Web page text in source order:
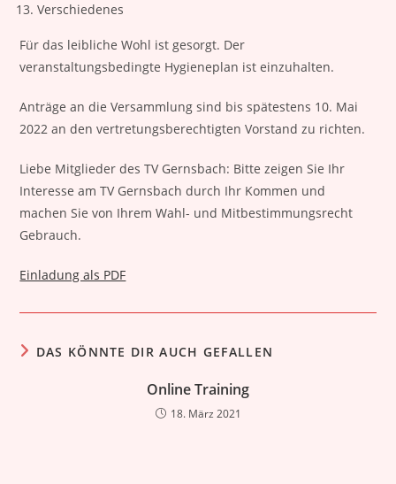
Verschiedenes
Für das leibliche Wohl ist gesorgt. Der
veranstaltungsbedingte Hygieneplan ist einzuhalten.
Anträge an die Versammlung sind bis spätestens 10. Mai
2022 an den vertretungsberechtigten Vorstand zu richten.
Liebe Mitglieder des TV Gernsbach: Bitte zeigen Sie Ihr
Interesse am TV Gernsbach durch Ihr Kommen und
machen Sie von Ihrem Wahl- und Mitbestimmungsrecht
Gebrauch.
Einladung als PDF
DAS KÖNNTE DIR AUCH GEFALLEN
Online Training
18. März 2021